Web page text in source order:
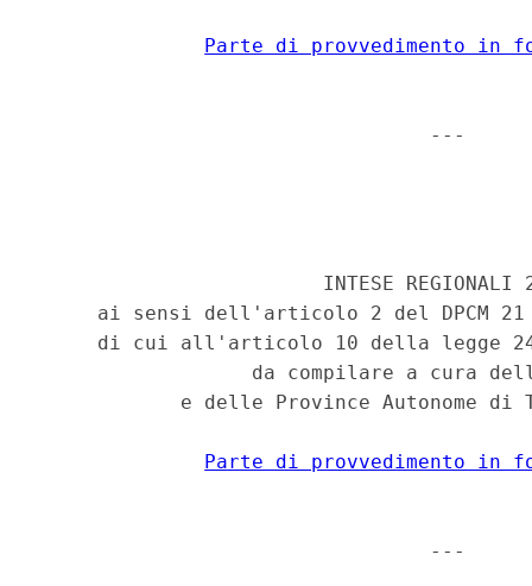
Parte di provvedimento in
                                 ---
INTESE REGIONALI
ai sensi dell'articolo 2 del DPCM
di cui all'articolo 10 della legge
da compilare a cura
e delle Province Autonome di
Parte di provvedimento in
                                 ---